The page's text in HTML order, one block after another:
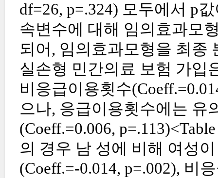
df=26, p=.324) 모두에서 p
속변수에 대해 임의효과모
되어, 임의효과모형을 최종
실손형 민간의료 보험 가입
비응급이용횟수
으나, 응급이용횟수에는 유
(Coeff.=0.006,
의 경우 남 성에 비해 여성
(Coeff.=-0.014, p=.002), 비